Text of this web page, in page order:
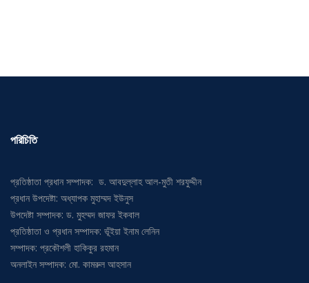
পরিচিতি
প্রতিষ্ঠাতা প্রধান সম্পাদক: ড. আবদুল্লাহ আল-মুতী শরফুদ্দীন
প্রধান উপদেষ্টা: অধ্যাপক মুহাম্মদ ইউনুস
উপদেষ্টা সম্পাদক: ড. মুহম্মদ জাফর ইকবাল
প্রতিষ্ঠাতা ও প্রধান সম্পাদক: ভূঁইয়া ইনাম লেনিন
সম্পাদক: প্রকৌশলী হাকিকুর রহমান
অনলাইন সম্পাদক: মো. কামরুল আহসান